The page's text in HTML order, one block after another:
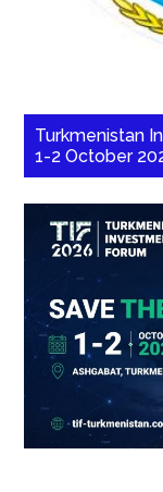
Turkmenistan
1-2 October